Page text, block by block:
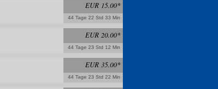
EUR 15.00*
44 Tage 22 Std 33 Min
EUR 20.00*
44 Tage 23 Std 12 Min
EUR 35.00*
44 Tage 23 Std 22 Min